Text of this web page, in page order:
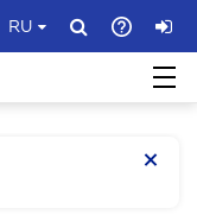
RU